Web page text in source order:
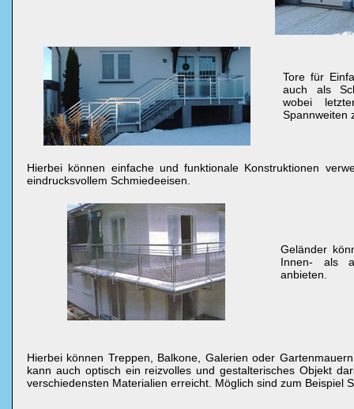
Tore für
auch als
wobei
Spannweiten
Hierbei können einfache und funktionale Konstruktionen
eindrucksvollem Schmiedeeisen.
Geländer
Innen- als
anbieten.
Hierbei können Treppen, Balkone, Galerien oder
kann auch optisch ein reizvolles und gestalterisches Objekt
verschiedensten Materialien erreicht. Möglich sind zum Beispiel